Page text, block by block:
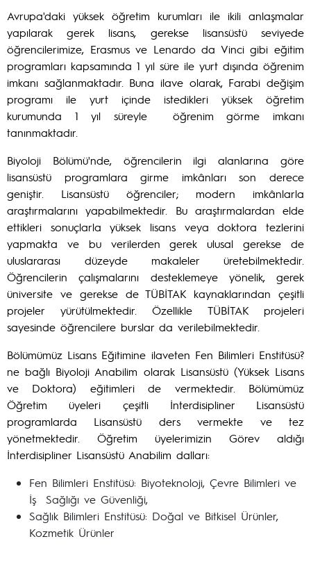
Avrupa'daki yüksek öğretim kurumları ile ikili anlaşmalar
yapılarak gerek lisans, gerekse lisansüstü seviyede
öğrencilerimize, Erasmus ve Lenardo da Vinci gibi eğitim
programları kapsamında 1 yıl süre ile yurt dışında öğrenim
imkanı sağlanmaktadır. Buna ilave olarak, Farabi değişim
programı ile yurt içinde istedikleri yüksek öğretim
kurumunda 1 yıl süreyle öğrenim görme imkanı
tanınmaktadır.
Biyoloji Bölümü'nde, öğrencilerin ilgi alanlarına göre
lisansüstü programlara girme imkânları son derece
geniştir. Lisansüstü öğrenciler; modern imkânlarla
araştırmalarını yapabilmektedir. Bu araştırmalardan elde
ettikleri sonuçlarla yüksek lisans veya doktora tezlerini
yapmakta ve bu verilerden gerek ulusal gerekse de
uluslararası düzeyde makaleler üretebilmektedir.
Öğrencilerin çalışmalarını desteklemeye yönelik, gerek
üniversite ve gerekse de TÜBİTAK kaynaklarından çeşitli
projeler yürütülmektedir. Özellikle TÜBİTAK projeleri
sayesinde öğrencilere burslar da verilebilmektedir.
Bölümümüz Lisans Eğitimine ilaveten Fen Bilimleri Enstitüsü?
ne bağlı Biyoloji Anabilim olarak Lisansüstü (Yüksek Lisans
ve Doktora) eğitimleri de vermektedir. Bölümümüz
Öğretim üyeleri çeşitli İnterdisipliner Lisansüstü
programlarda Lisansüstü ders vermekte ve tez
yönetmektedir. Öğretim üyelerimizin Görev aldığı
İnterdisipliner Lisansüstü Anabilim dalları:
Fen Bilimleri Enstitüsü: Biyoteknoloji, Çevre Bilimleri ve
İş Sağlığı ve Güvenliği,
Sağlık Bilimleri Enstitüsü: Doğal ve Bitkisel Ürünler,
Kozmetik Ürünler